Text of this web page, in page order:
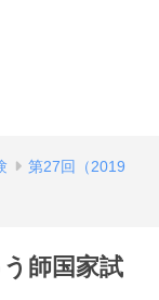
第27回（2019
師国家試